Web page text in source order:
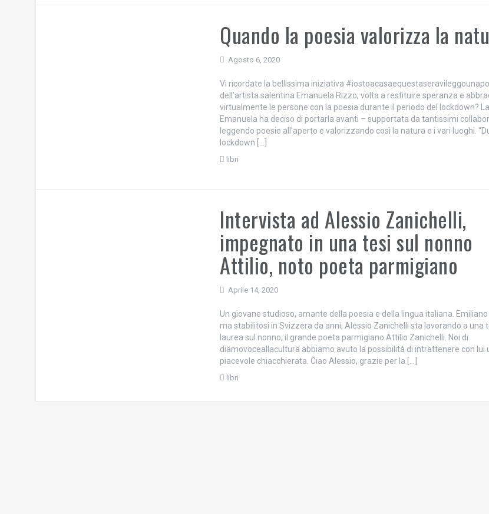
Quando la poesia valorizza la
Agosto 6, 2020
Vi ricordate la bellissima iniziativa
dell’artista salentina Emanuela Rizzo, volta a restituire speranza e
virtualmente le persone con la poesia durante il periodo del lockdown?
Emanuela ha deciso di portarla avanti – supportata da tantissimi
leggendo poesie all’aperto e valorizzando così la natura e i vari luoghi.
lockdown […]
libri
Intervista ad Alessio Zanichelli,
impegnato in una tesi sul nonno
Attilio, noto poeta parmigiano
Aprile 14, 2020
Un giovane studioso, amante della poesia e della lingua italiana. Emiliano
ma stabilitosi in Svizzera da anni, Alessio Zanichelli sta lavorando a una
laurea sul nonno, il grande poeta parmigiano Attilio Zanichelli. Noi di
diamovoceallacultura abbiamo avuto la possibilità di intrattenere con lui
piacevole chiacchierata. Ciao Alessio, grazie per la […]
libri